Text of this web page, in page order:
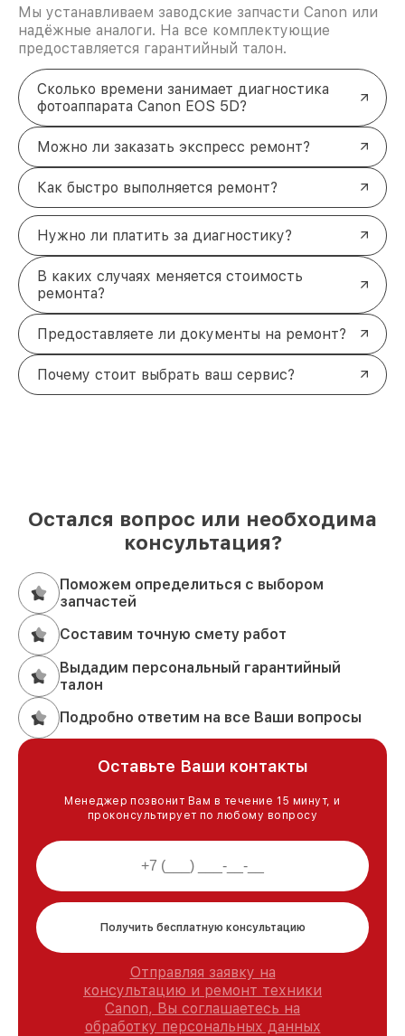
Мы устанавливаем заводские запчасти Canon или
надёжные аналоги. На все комплектующие
предоставляется гарантийный талон.
Сколько времени занимает диагностика
фотоаппарата Canon EOS 5D?
Можно ли заказать экспресс ремонт?
Как быстро выполняется ремонт?
Нужно ли платить за диагностику?
В каких случаях меняется стоимость
ремонта?
Предоставляете ли документы на ремонт?
Почему стоит выбрать ваш сервис?
Остался вопрос или необходима
консультация?
Поможем определиться с выбором
запчастей
Составим точную смету работ
Выдадим персональный гарантийный
талон
Подробно ответим на все Ваши вопросы
Оставьте Ваши контакты
Менеджер позвонит Вам в течение 15 минут, и
проконсультирует по любому вопросу
Получить бесплатную консультацию
Отправляя заявку на
консультацию и ремонт техники
Canon, Вы соглашаетесь на
обработку персональных данных